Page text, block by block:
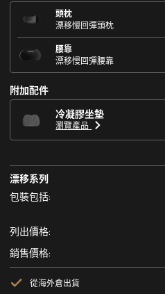
頭枕
漂移慢回彈頭枕
腰靠
漂移慢回彈腰靠
附加配件
冷凝膠坐墊
瀏覽產品
漂移系列
包裝包括:
列出價格:
銷售價格:
從海外倉出貨